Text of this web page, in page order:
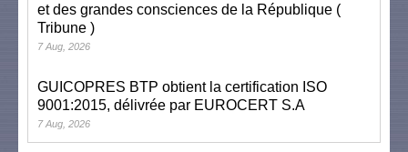
et des grandes consciences de la République (
Tribune )
7 Aug, 2026
GUICOPRES BTP obtient la certification ISO
9001:2015, délivrée par EUROCERT S.A
7 Aug, 2026